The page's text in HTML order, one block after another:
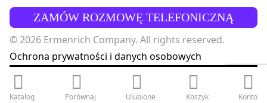
Katalog Porównaj Ulubione Koszyk Konto
ZAMÓW ROZMOWĘ TELEFONICZNĄ
© 2026 Ermenrich Company. All rights reserved.
Ochrona prywatności i danych osobowych